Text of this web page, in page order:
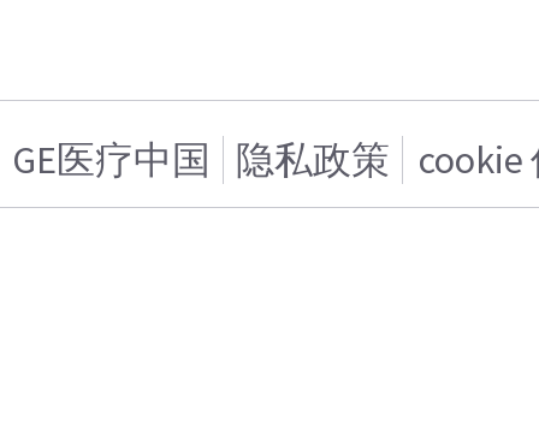
GE医疗中国 隐私政策 cookie